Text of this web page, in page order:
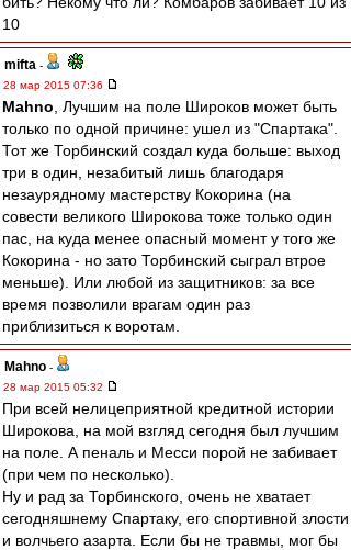
10
mifta -
28 мар 2015 07:36
Mahno , Лучшим на поле Широков может быть
только по одной причине: ушел из "Спартака".
Тот же Торбинский создал куда больше: выход
три в один, незабитый лишь благодаря
незаурядному мастерству Кокорина (на
совести великого Широкова тоже только один
пас, на куда менее опасный момент у того же
Кокорина - но зато Торбинский сыграл втрое
меньше). Или любой из защитников: за все
время позволили врагам один раз
приблизиться к воротам.
Mahno -
28 мар 2015 05:32
При всей нелицеприятной кредитной истории
Широкова, на мой взгляд сегодня был лучшим
на поле. А пеналь и Месси порой не забивает
(при чем по несколько).
Ну и рад за Торбинского, очень не хватает
сегодняшнему Спартаку, его спортивной злости
и волчьего азарта. Если бы не травмы, мог бы